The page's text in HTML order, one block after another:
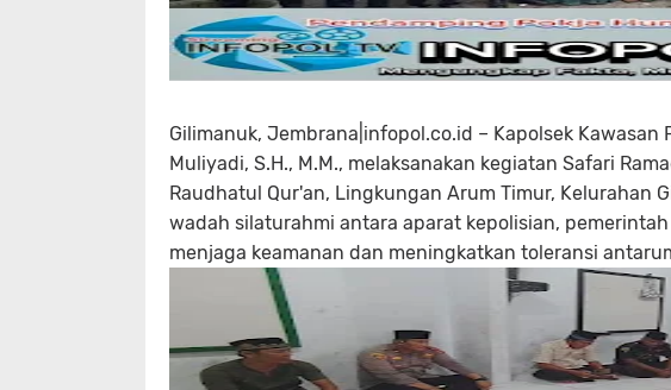
Gilimanuk, Jembrana|infopol.co.id – Kapolsek Kawasan
Muliyadi, S.H., M.M., melaksanakan kegiatan Safari
Raudhatul Qur'an, Lingkungan Arum Timur, Kelurahan
wadah silaturahmi antara aparat kepolisian,
menjaga keamanan dan meningkatkan toleransi